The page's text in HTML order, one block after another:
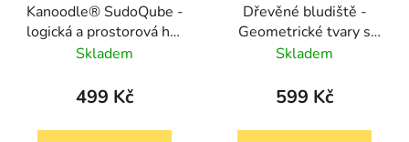
Kanoodle® SudoQube -
logická a prostorová hra
pro děti i dospělé
Skladem
499 Kč
Dřevěné bludiště -
Geometrické tvary s
předlohami Lucy & Leo
Skladem
599 Kč